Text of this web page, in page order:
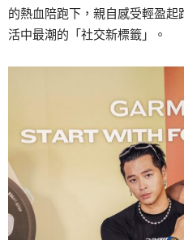
的熱血陪跑下，親自感受輕盈
活中最潮的「社交新標籤」。